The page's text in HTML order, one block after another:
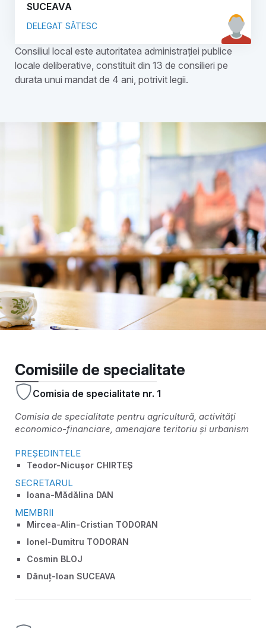
SUCEAVA
DELEGAT SĂTESC
Consiliul local este autoritatea administrației publice
locale deliberative, constituit din 13 de consilieri pe
durata unui mandat de 4 ani, potrivit legii.
Comisiile de specialitate
Comisia de specialitate nr. 1
Comisia de specialitate pentru agricultură, activități
economico-financiare, amenajare teritoriu și urbanism
PREȘEDINTELE
Teodor-Nicușor CHIRTEȘ
SECRETARUL
Ioana-Mădălina DAN
MEMBRII
Mircea-Alin-Cristian TODORAN
Ionel-Dumitru TODORAN
Cosmin BLOJ
Dănuț-Ioan SUCEAVA